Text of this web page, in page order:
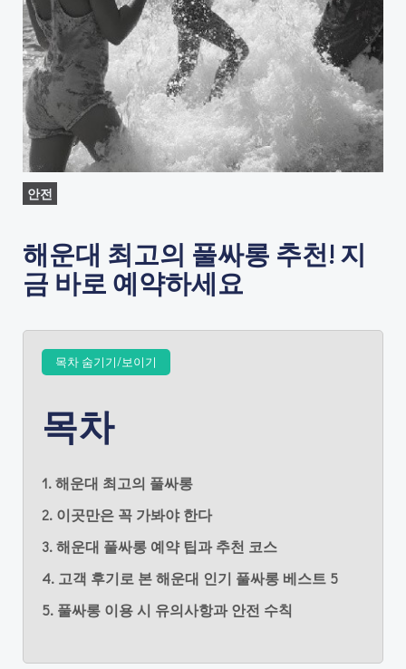
안전
해운대 최고의 풀싸롱 추천! 지
금 바로 예약하세요
목차 숨기기/보이기
목차
1. 해운대 최고의 풀싸롱
2. 이곳만은 꼭 가봐야 한다
3. 해운대 풀싸롱 예약 팁과 추천 코스
4. 고객 후기로 본 해운대 인기 풀싸롱 베스트 5
5. 풀싸롱 이용 시 유의사항과 안전 수칙